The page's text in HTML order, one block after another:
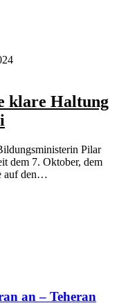
klare Haltung
Pilar
dem 7. Oktober, dem
auf den…
an – Teheran